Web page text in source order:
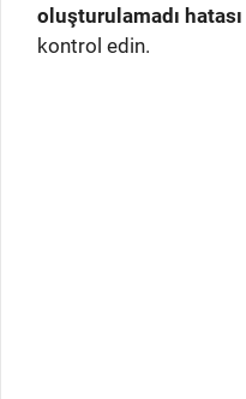
oluşturulamadı hatası
kontrol edin.